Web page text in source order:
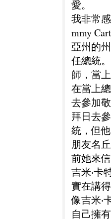
愛。
我非常
mmy
亞州的
任總統
師，當
在當上
去參加
拜日去
統，但
朋友名
前她來
吉米‧卡
實在講
像吉米‧
自己擁